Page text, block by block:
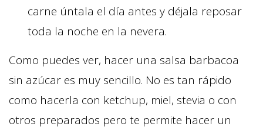
carne úntala el día antes y déjala reposar
toda la noche en la nevera.
Como puedes ver, hacer una salsa barbacoa
sin azúcar es muy sencillo. No es tan rápido
como hacerla con ketchup, miel, stevia o con
otros preparados pero te permite hacer un